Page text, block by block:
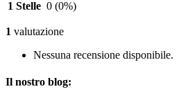
1 Stelle 0 (0%)
1 valutazione
Nessuna recensione disponibile.
Il nostro blog: